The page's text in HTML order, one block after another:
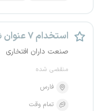
استخدام ۷ عنوان شغلی
صنعت داران افتخاری
منقضی شده
فارس
تمام وقت